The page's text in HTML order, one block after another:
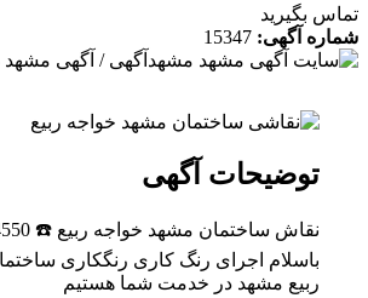
تماس بگیرید
شماره آگهی: 15347
توضیحات آگهی
باسلام اجرای رنگ کاری رنگکاری
ربیع مشهد در خدمت شما هستیم